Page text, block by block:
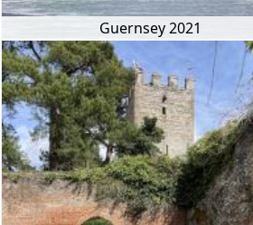
Guernsey 2021